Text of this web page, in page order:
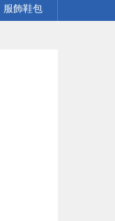
服飾鞋包